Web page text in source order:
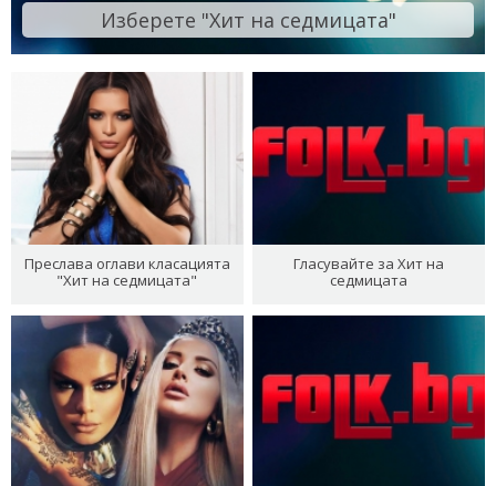
Изберете "Хит на седмицата"
Преслава оглави класацията
"Хит на седмицата"
Гласувайте за Хит на
седмицата